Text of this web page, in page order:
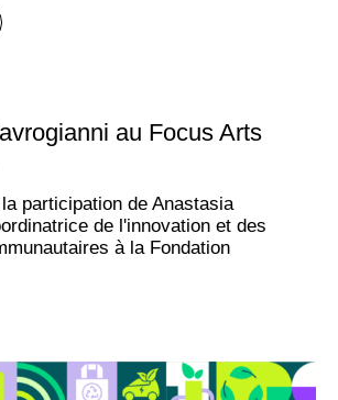
au Focus Arts
la participation de Anastasia
de l'innovation et des
à la Fondation